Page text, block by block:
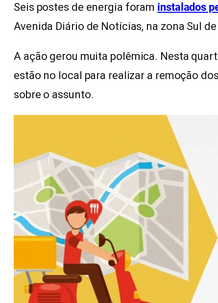
Seis postes de energia foram instalados
Avenida Diário de Notícias, na zona Sul
A ação gerou muita polêmica. Nesta
estão no local para realizar a remoção
sobre o assunto.